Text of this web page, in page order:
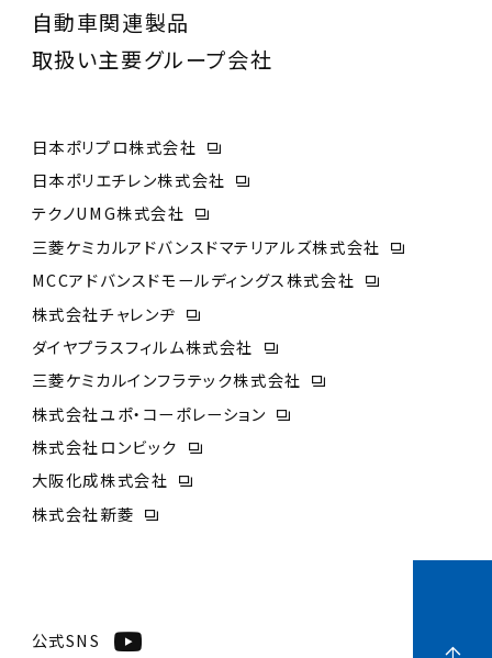
自動車関連製品
取扱い主要グループ会社
日本ポリプロ株式会社
MCCアドバンスドモールディングス株式会社
三菱ケミカルアドバンスドマテリアルズ株式会社
株式会社チャレンヂ
ダイヤプラスフィルム株式会社
三菱ケミカルインフラテック株式会社
株式会社ユポ・コーポレーション
株式会社ロンビック
大阪化成株式会社
株式会社新菱
テクノUMG株式会社
日本ポリエチレン株式会社
公式SNS